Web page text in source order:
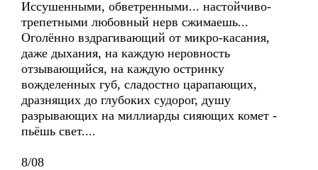
Иссушенными, обветренными... настойчиво-
трепетными любовный нерв сжимаешь...
Оголённо вздрагивающий от микро-касания,
даже дыхания, на каждую неровность
отзывающийся, на каждую остринку
вожделенных губ, сладостно царапающих,
дразнящих до глубоких судорог, душу
разрывающих на миллиарды сияющих комет -
пьёшь свет....
8/08